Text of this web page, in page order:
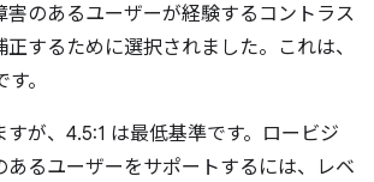
害のあるユーザーが経験するコントラス
正するために選択されました。これは、
。
が、4.5:1 は最低基準です。ロービジ
あるユーザーをサポートするには、レベ